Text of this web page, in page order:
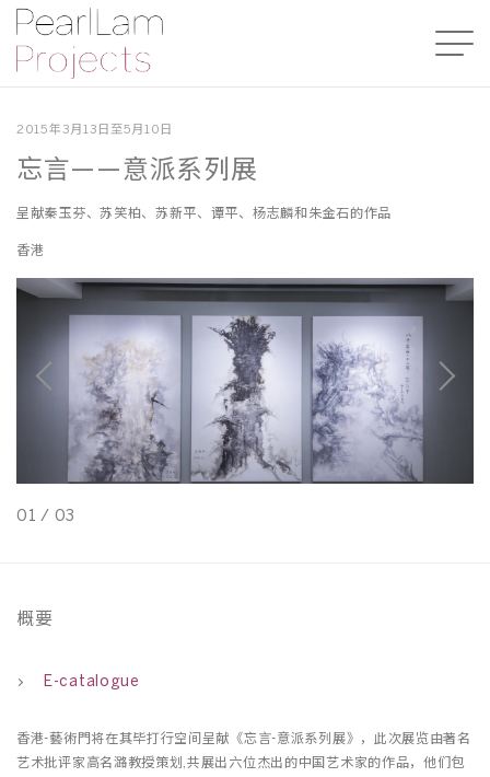
2015年3月13日至5月10日
忘言——意派系列展
呈献秦玉芬、苏笑柏、苏新平、谭平、杨志麟和朱金石的作品
香港
01 / 03
概要
E-catalogue
香港-藝術門将在其毕打行空间呈献《忘言-意派系列展》，此次展览由著名
艺术批评家高名潞教授策划,共展出六位杰出的中国艺术家的作品，他们包